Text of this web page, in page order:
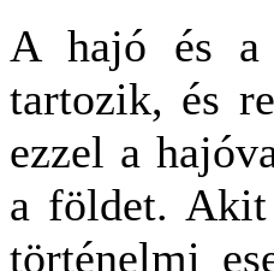
A hajó és a
tartozik, és
ezzel a
a földet. Akit
történelmi